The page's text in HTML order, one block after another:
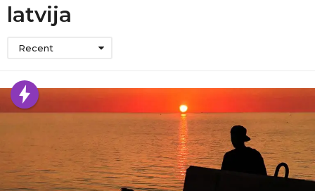
latvija
Recent